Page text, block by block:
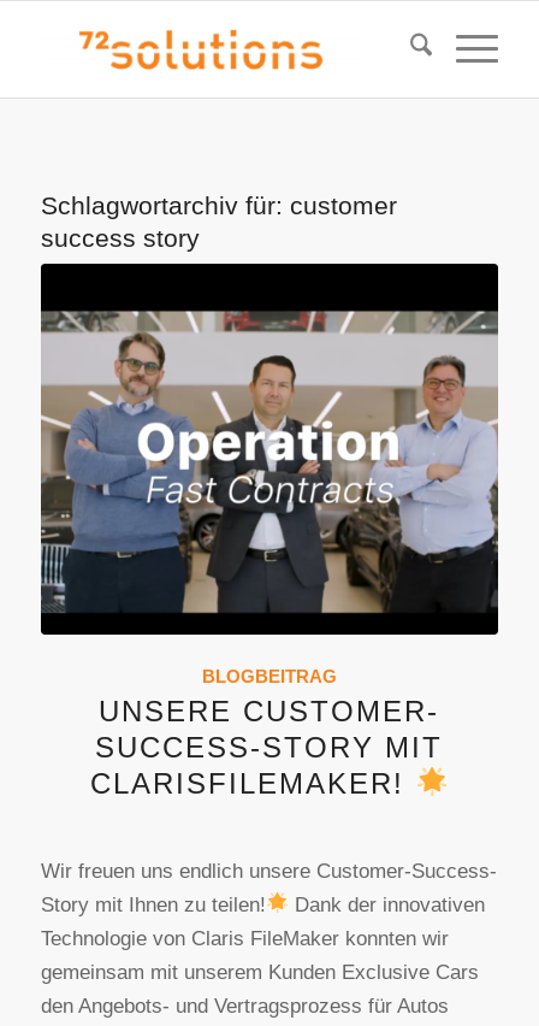
Schlagwortarchiv für: customer
success story
BLOGBEITRAG
UNSERE CUSTOMER-
SUCCESS-STORY MIT
CLARISFILEMAKER!
Wir freuen uns endlich unsere Customer-Success-
Story mit Ihnen zu teilen!
Dank der innovativen
Technologie von Claris FileMaker konnten wir
gemeinsam mit unserem Kunden Exclusive Cars
den Angebots- und Vertragsprozess für Autos